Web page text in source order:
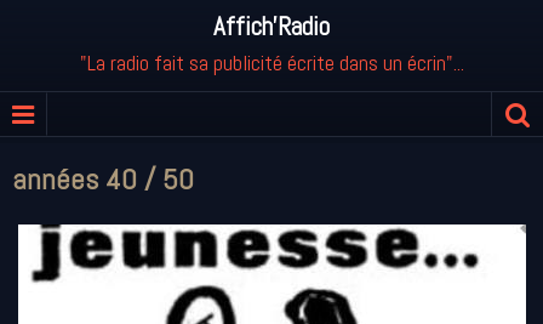
Affich'Radio
"La radio fait sa publicité écrite dans un écrin"...
années 40 / 50